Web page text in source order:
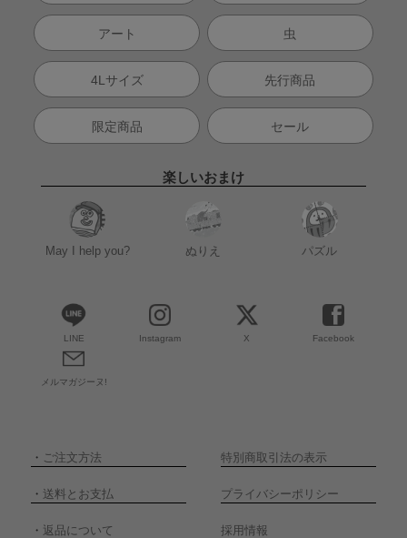
アート 虫
4Lサイズ 先行商品
限定商品 セール
楽しいおまけ
May I help you? ぬりえ パズル
LINE Instagram X Facebook
メルマガジーヌ!
・ ご注文方法 特別商取引法の表示
・ 送料とお支払 プライバシーポリシー
・ 返品について 採用情報